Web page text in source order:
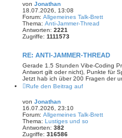
von Jonathan
18.07.2026, 13:08
Forum: Allgemeines Talk-Brett
Thema: Anti-Jammer-Thread
Antworten: 2221
Zugriffe: 1111573
RE: ANTI-JAMMER-THREAD
Gerade 1.5 Stunden Vibe-Coding
Antwort gilt oder nicht), Punkte für
Jetzt hab ich über 200 Fragen der
Rufe den Beitrag auf
von Jonathan
16.07.2026, 23:10
Forum: Allgemeines Talk-Brett
Thema: Lustiges und so
Antworten: 382
Zugriffe: 316586